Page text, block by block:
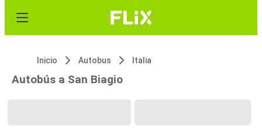
Inicio Autobus Italia
Autobús a San Biagio